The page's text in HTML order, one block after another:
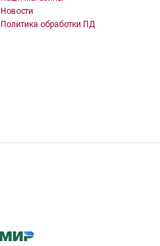
Новости
Политика обработки ПД